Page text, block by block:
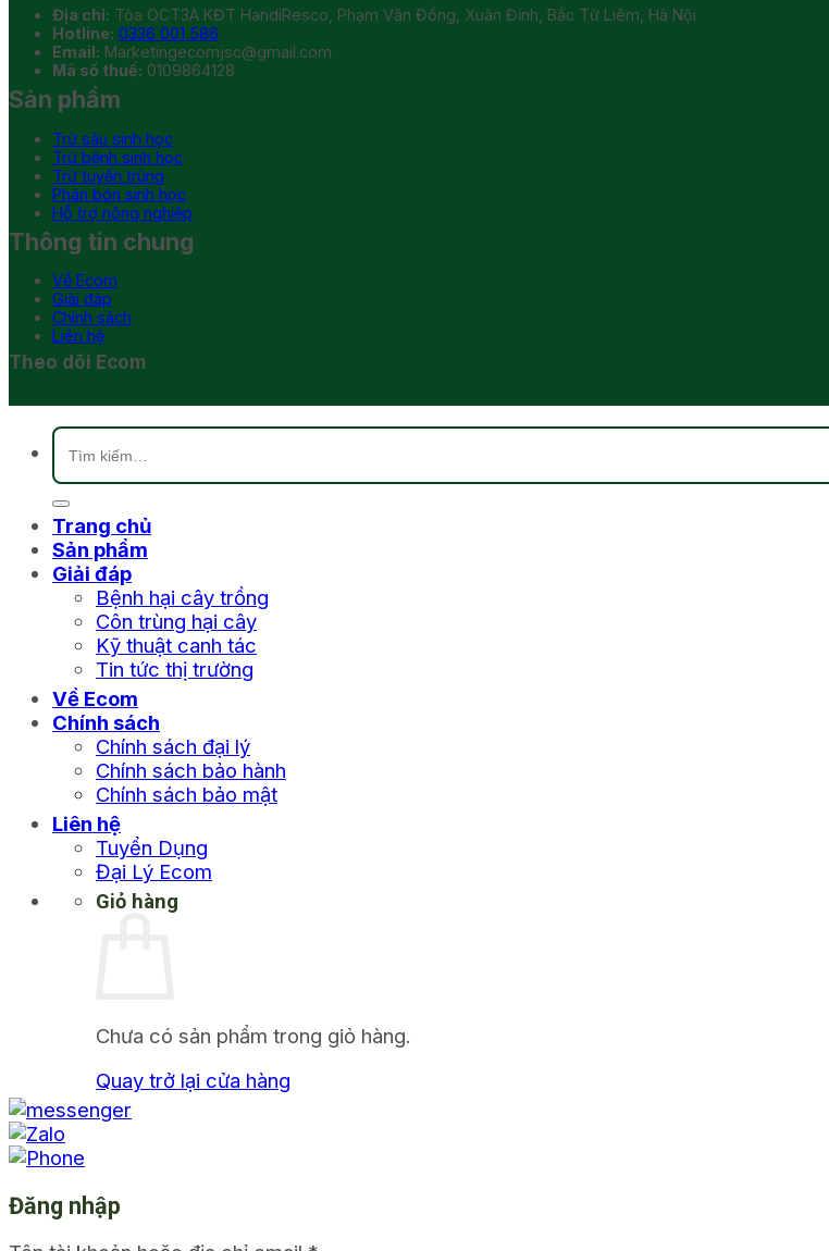
Địa chỉ: Tòa OCT3A KĐT HandiResco, Phạm Văn Đồng, Xuân Đỉnh, Bắc Từ Liêm, Hà Nội
Hotline: 0336 001 586
Email: Marketingecomjsc@gmail.com
Mã số thuế: 0109864128
Sản phẩm
Trừ sâu sinh học
Trừ bệnh sinh học
Trừ tuyến trùng
Phân bón sinh học
Hỗ trợ nông nghiệp
Thông tin chung
Về Ecom
Giải đáp
Chính sách
Liên hệ
Theo dõi Ecom
Tìm
kiếm:
Trang chủ
Sản phẩm
Giải đáp
Bệnh hại cây trồng
Côn trùng hại cây
Kỹ thuật canh tác
Tin tức thị trường
Về Ecom
Chính sách
Chính sách đại lý
Chính sách bảo hành
Chính sách bảo mật
Liên hệ
Tuyển Dụng
Đại Lý Ecom
Giỏ hàng
Chưa có sản phẩm trong giỏ hàng.
Quay trở lại cửa hàng
Đăng nhập